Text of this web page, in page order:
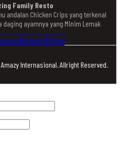
Family Resto
andalan Chicken Crips yang terkenal
ayamnya yang Minim Lemak
Linkedin Tiktok
Internasional. Allright Reserved.